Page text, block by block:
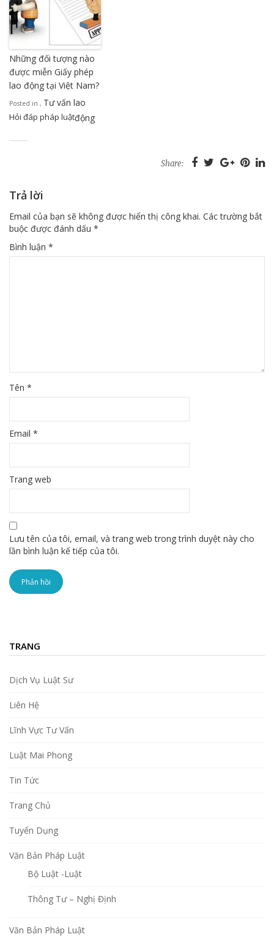
Những đối tượng nào
được miễn Giấy phép
lao động tại Việt Nam?
Posted in
Hỏi đáp pháp luật
, Tư vấn lao
động
Share:
Trả lời
Email của bạn sẽ không được hiển thị công khai. Các trường bắt
buộc được đánh dấu *
Bình luận *
Tên *
Email *
Trang web
Lưu tên của tôi, email, và trang web trong trình duyệt này cho
lần bình luận kế tiếp của tôi.
TRANG
Dịch Vụ Luật Sư
Liên Hệ
Lĩnh Vực Tư Vấn
Luật Mai Phong
Tin Tức
Trang Chủ
Tuyển Dụng
Văn Bản Pháp Luật
Bộ Luật -Luật
Thông Tư – Nghị Định
Văn Bản Pháp Luật